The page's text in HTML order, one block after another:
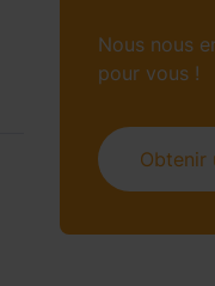
Nous nous
pour vous !
Obtenir